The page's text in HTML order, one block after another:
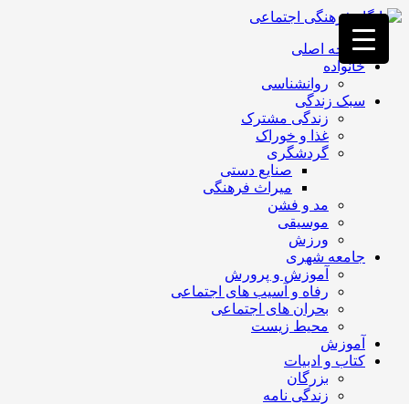
فصد
خون
غرب
تهران
خشکشویی
تصفیه
تهران
صفحه اصلی
خانواده
روانشناسی
سبک زندگی
زندگی مشترک
غذا و خوراک
گردشگری
صنایع دستی
میراث فرهنگی
مد و فشن
موسیقی
ورزش
جامعه شهری
آموزش و پرورش
رفاه و آسیب های اجتماعی
بحران های اجتماعی
محیط زیست
آموزش
کتاب و ادبیات
بزرگان
زندگی نامه